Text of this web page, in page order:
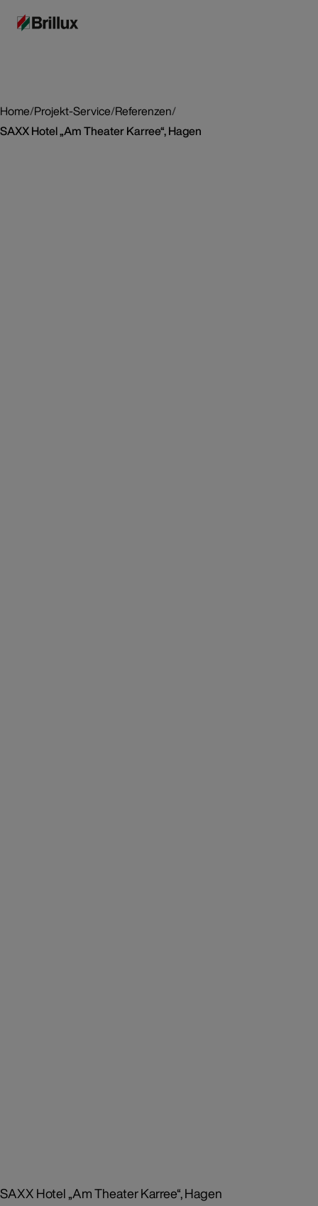
Home/Projekt-Service/Referenzen/
SAXX Hotel „Am Theater Karree“, Hagen
SAXX Hotel „Am Theater Karree“, Hagen